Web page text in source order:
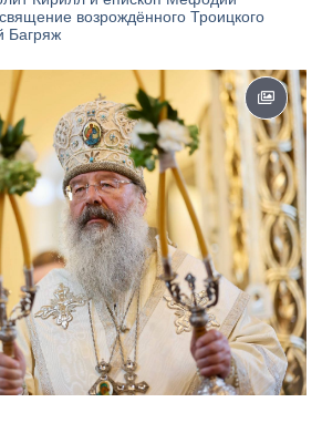
возрождённого Троицкого
Багряж